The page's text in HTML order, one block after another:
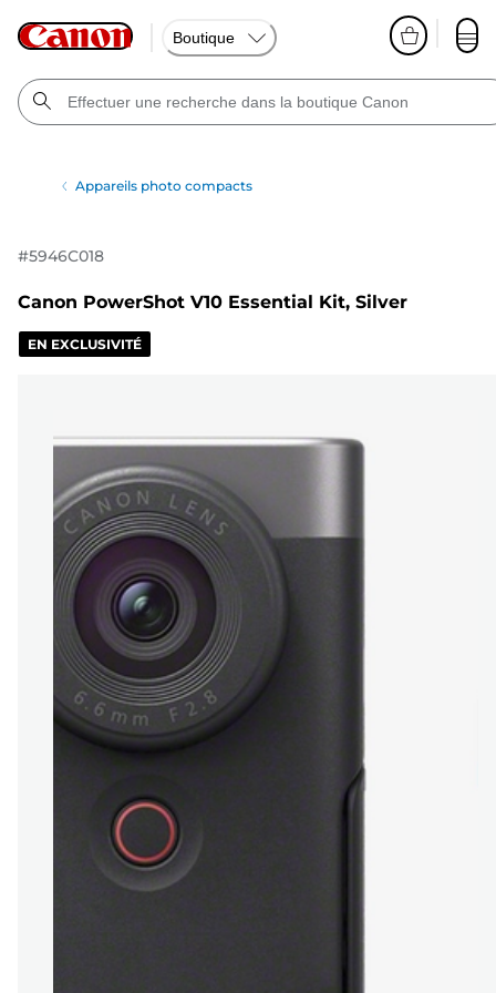
Boutique
Appareils photo compacts
#5946C018
Canon PowerShot V10 Essential Kit, Silver
EN EXCLUSIVITÉ